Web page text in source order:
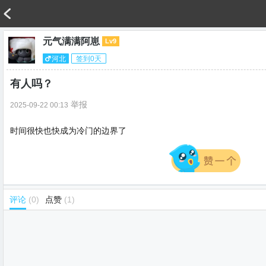
元气满满阿崽 Lv9
河北 签到0天
有人吗？
2025-09-22 00:13 举报
时间很快也快成为冷门的边界了
评论 (0) 点赞 (1)